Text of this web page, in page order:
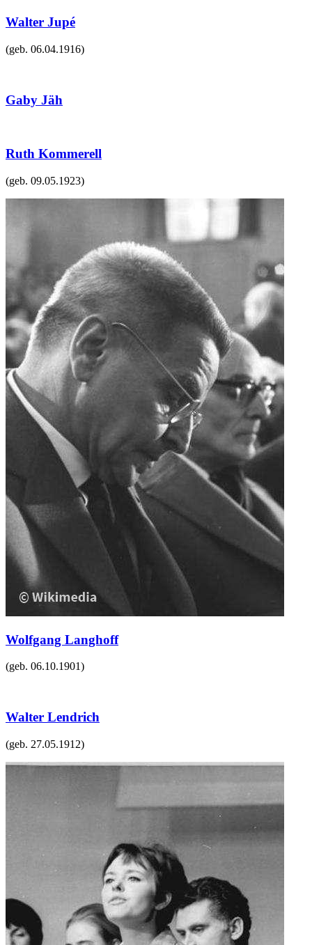
Walter Jupé
(geb. 06.04.1916)
Gaby Jäh
Ruth Kommerell
(geb. 09.05.1923)
Wolfgang Langhoff
(geb. 06.10.1901)
Walter Lendrich
(geb. 27.05.1912)